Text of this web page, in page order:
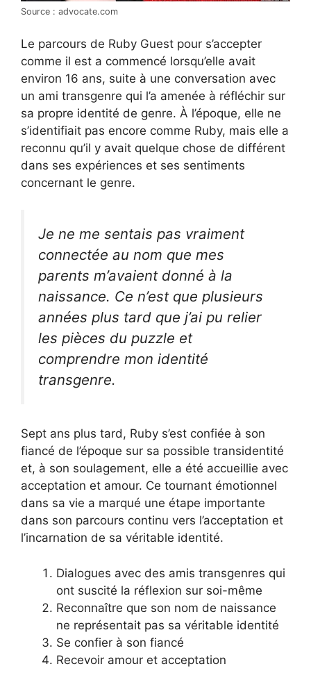
Source : advocate.com
Le parcours de Ruby Guest pour s’accepter
comme il est a commencé lorsqu’elle avait
environ 16 ans, suite à une conversation avec
un ami transgenre qui l’a amenée à réfléchir sur
sa propre identité de genre. À l’époque, elle ne
s’identifiait pas encore comme Ruby, mais elle a
reconnu qu’il y avait quelque chose de différent
dans ses expériences et ses sentiments
concernant le genre.
Je ne me sentais pas vraiment
connectée au nom que mes
parents m’avaient donné à la
naissance. Ce n’est que plusieurs
années plus tard que j’ai pu relier
les pièces du puzzle et
comprendre mon identité
transgenre.
Sept ans plus tard, Ruby s’est confiée à son
fiancé de l’époque sur sa possible transidentité
et, à son soulagement, elle a été accueillie avec
acceptation et amour. Ce tournant émotionnel
dans sa vie a marqué une étape importante
dans son parcours continu vers l’acceptation et
l’incarnation de sa véritable identité.
Dialogues avec des amis transgenres qui
ont suscité la réflexion sur soi-même
Reconnaître que son nom de naissance
ne représentait pas sa véritable identité
Se confier à son fiancé
Recevoir amour et acceptation